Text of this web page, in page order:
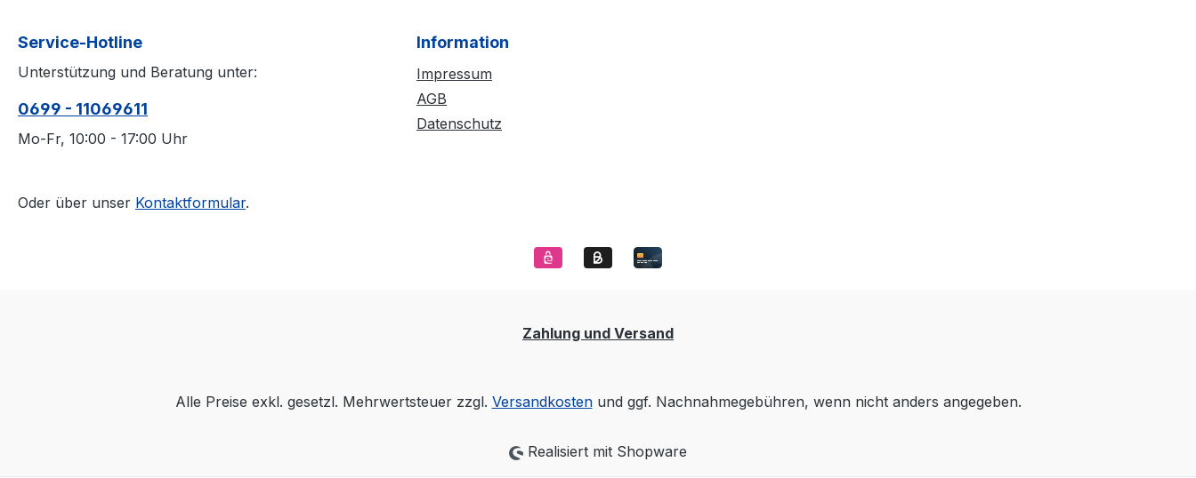
Service-Hotline
Unterstützung und Beratung unter:
0699 - 11069611
Mo-Fr, 10:00 - 17:00 Uhr
Oder über unser Kontaktformular.
Information
Impressum
AGB
Datenschutz
Zahlung und Versand
Alle Preise exkl. gesetzl. Mehrwertsteuer zzgl. Versandkostenund ggf. Nachnahmegebühren, wenn nicht anders angegeben.
Realisiert mit Shopware